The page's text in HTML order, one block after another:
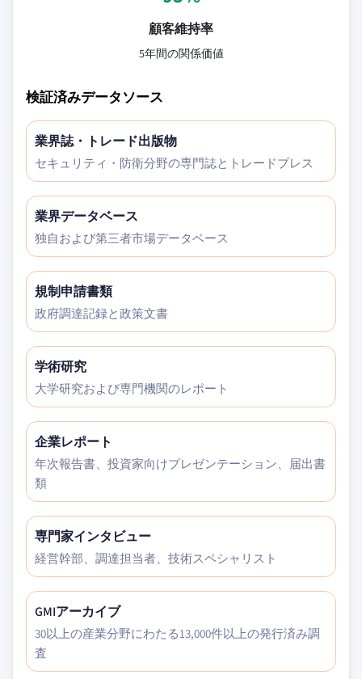
顧客維持率
5年間の関係価値
検証済みデータソース
業界誌・トレード出版物
セキュリティ・防衛分野の専門誌とトレードプレス
業界データベース
独自および第三者市場データベース
規制申請書類
政府調達記録と政策文書
学術研究
大学研究および専門機関のレポート
企業レポート
年次報告書、投資家向けプレゼンテーション、届出書
類
専門家インタビュー
経営幹部、調達担当者、技術スペシャリスト
GMIアーカイブ
30以上の産業分野にわたる13,000件以上の発行済み調
査